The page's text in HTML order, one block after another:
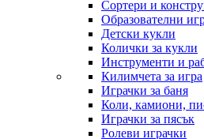
Сортери и
Образователни
Детски кукли
Колички за кукли
Инструменти и
Килимчета за игра
Играчки за баня
Коли, камиони,
Играчки за пясък
Ролеви играчки